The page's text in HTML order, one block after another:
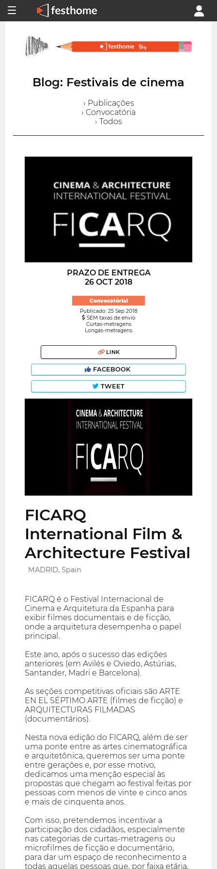
Blog: Festivais de cinema
› Publicações
› Convocatória
› Todos
PRAZO DE ENTREGA
26 OCT 2018
Convocatória!
Publicado: 25 Sep 2018
SEM taxas de envio
Curtas-metragens
Longas-metragens
LINK
FACEBOOK
TWEET
FICARQ
International Film &
Architecture Festival
MADRID, Spain
FICARQ é o Festival Internacional de
Cinema e Arquitetura da Espanha para
exibir filmes documentais e de ficção,
onde a arquitetura desempenha o papel
principal.
Este ano, após o sucesso das edições
anteriores (em Avilés e Oviedo, Astúrias,
Santander, Madri e Barcelona).
As seções competitivas oficiais são ARTE
EN EL SÉPTIMO ARTE (filmes de ficção) e
ARQUITECTURAS FILMADAS
(documentários).
Nesta nova edição do FICARQ, além de ser
uma ponte entre as artes cinematográfica
e arquitetônica, queremos ser uma ponte
entre gerações e, por esse motivo,
dedicamos uma menção especial às
propostas que chegam ao festival feitas por
pessoas com menos de vinte e cinco anos
e mais de cinquenta anos.
Com isso, pretendemos incentivar a
participação dos cidadãos, especialmente
nas categorias de curtas-metragens ou
microfilmes de ficção e documentário,
para dar um espaço de reconhecimento a
todas aquelas pessoas que, por faixa etária,